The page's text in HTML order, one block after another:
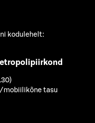
kodulehelt:
mobiilikõne tasu